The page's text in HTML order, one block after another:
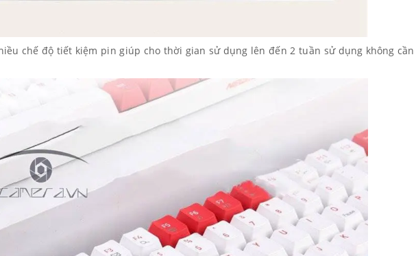
chế độ tiết kiệm pin giúp cho thời gian sử dụng lên đến 2 tuần sử dụng không